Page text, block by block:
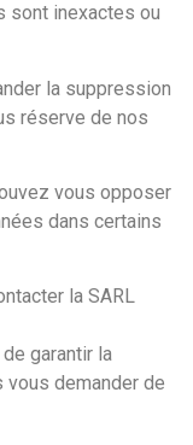
sont inexactes ou
la suppression
réserve de nos
vous opposer
dans certains
la SARL
de garantir la
vous demander de